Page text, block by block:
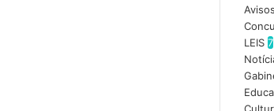
n
d
e
r
e
ç
o
Avisos
LEIS 7